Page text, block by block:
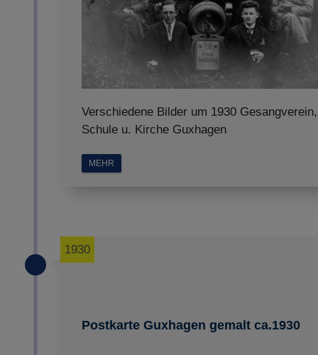
Verschiedene Bilder um 1930 Gesangverein,
Schule u. Kirche Guxhagen
MEHR
Postkarte Guxhagen gemalt ca.1930
1930